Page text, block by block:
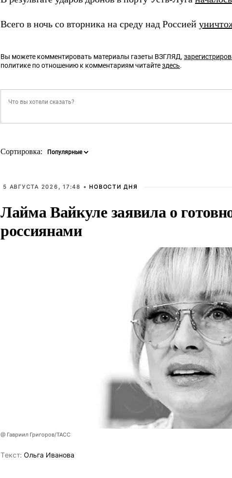
Всего в ночь со вторника на среду над Россией
Вы можете комментировать материалы газеты ВЗГЛЯД,
политике по отношению к комментариям читайтездесь.
Сортировка:
5 АВГУСТА 2026, 17:48 • НОВОСТИ ДНЯ
Лайма Вайкуле заявила о
россиянами
@ Гавриил Григоров/ТАСС
Tекст: Ольга Иванова